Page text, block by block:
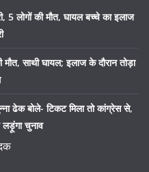
5 लोगों की मौत, घायल बच्चे का इलाज
साथी घायल; इलाज के दौरान तोड़ा
ढेक बोले- टिकट मिला तो कांग्रेस से,
लड़ूंगा चुनाव